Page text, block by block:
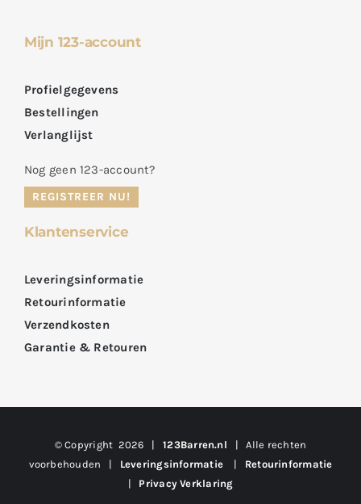
Mijn 123-account
Profielgegevens
Bestellingen
Verlanglijst
Nog geen 123-account?
REGISTREER NU!
Klantenservice
Leveringsinformatie
Retourinformatie
Verzendkosten
Garantie & Retouren
© Copyright 2026 |123Barren.nl | Alle rechten
voorbehouden | Leveringsinformatie | Retourinformatie
| Privacy Verklaring